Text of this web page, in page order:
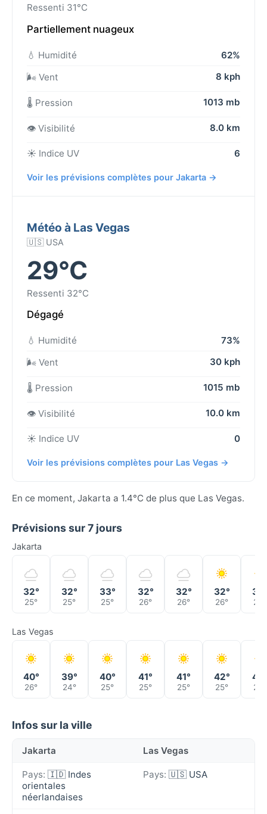
Ressenti 31°C
Partiellement nuageux
💧 Humidité
62%
🌬️ Vent
8 kph
🌡️ Pression 1013 mb
👁️ Visibilité 8.0 km
☀️ Indice UV 6
Voir les prévisions complètes pour Jakarta →
Météo à Las Vegas
🇺🇸 USA
29°C
Ressenti 32°C
Dégagé
💧 Humidité
73%
🌬️ Vent
30 kph
🌡️ Pression 1015 mb
👁️ Visibilité 10.0 km
☀️ Indice UV 0
Voir les prévisions complètes pour Las Vegas →
En ce moment, Jakarta a 1.4°C de plus que Las Vegas.
Prévisions sur 7 jours
Jakarta
32°
25°
32°
25°
33°
25°
32°
26°
32°
26°
32°
26° 26°
Las Vegas
40°
26°
39°
24°
40°
25°
41°
25°
41°
25°
42°
25° 26°
Infos sur la ville
Jakarta Las Vegas
Pays: 🇮🇩 Indes
orientales
néerlandaises
Pays: 🇺🇸 USA